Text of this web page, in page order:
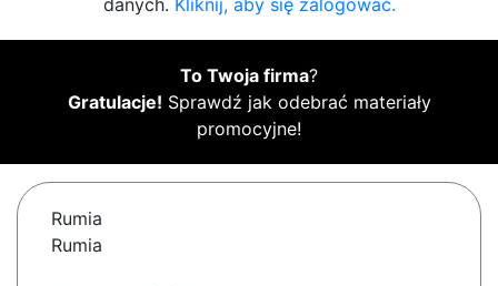
danych. Kliknij, aby się zalogować.
To Twoja firma?
Gratulacje! Sprawdź jak odebrać materiały
promocyjne!
Rumia
Rumia